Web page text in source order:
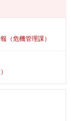
（危機管理課）